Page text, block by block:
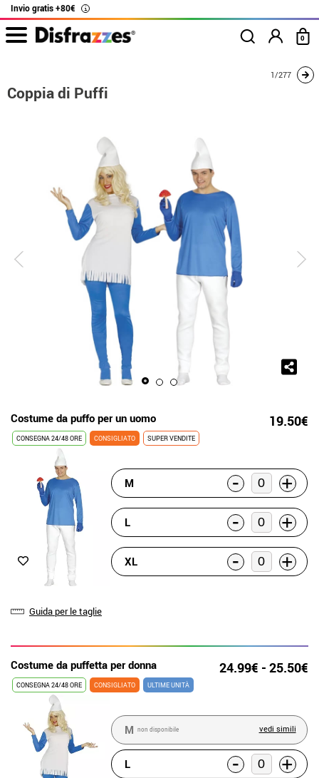
Invio gratis +80€ i
0
1/277
Coppia di Puffi
Costume da puffo per un uomo 19.50€
CONSEGNA 24/48 ORE CONSIGLIATO SUPER VENDITE
Guida per le taglie
M - +
L - +
XL - +
Costume da puffetta per donna 24.99€ - 25.50€
CONSEGNA 24/48 ORE CONSIGLIATO ULTIME UNITÀ
M non disponibile vedi simili
L - +